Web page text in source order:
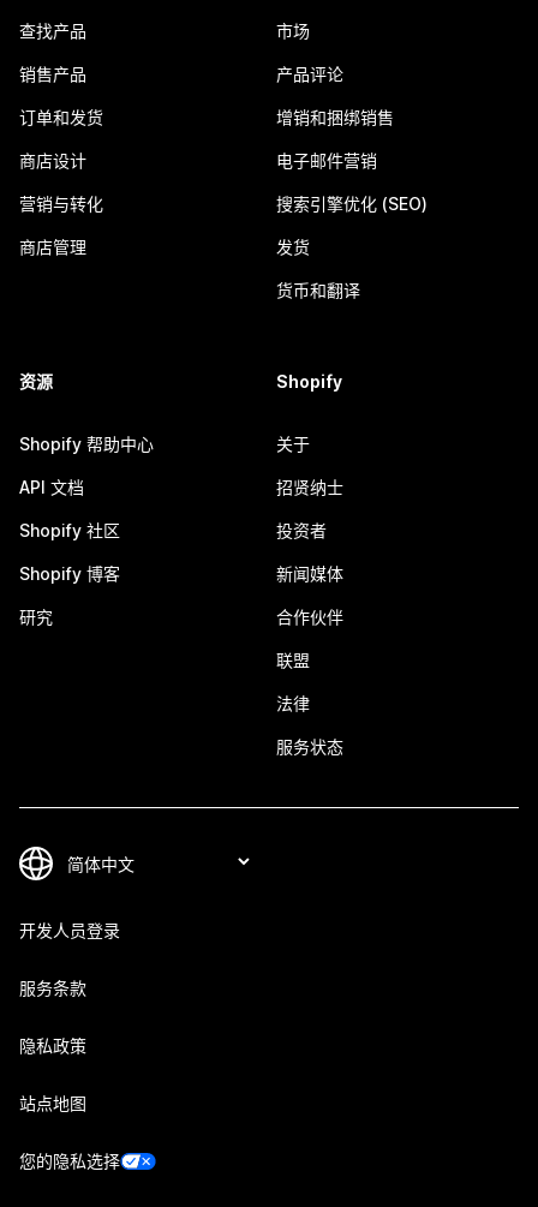
查找产品
销售产品
订单和发货
商店设计
营销与转化
商店管理
市场
产品评论
增销和捆绑销售
电子邮件营销
搜索引擎优化 (SEO)
发货
货币和翻译
资源
Shopify 帮助中心
API 文档
Shopify 社区
Shopify 博客
研究
Shopify
关于
招贤纳士
投资者
新闻媒体
合作伙伴
联盟
法律
服务状态
开发人员登录
服务条款
隐私政策
站点地图
您的隐私选择